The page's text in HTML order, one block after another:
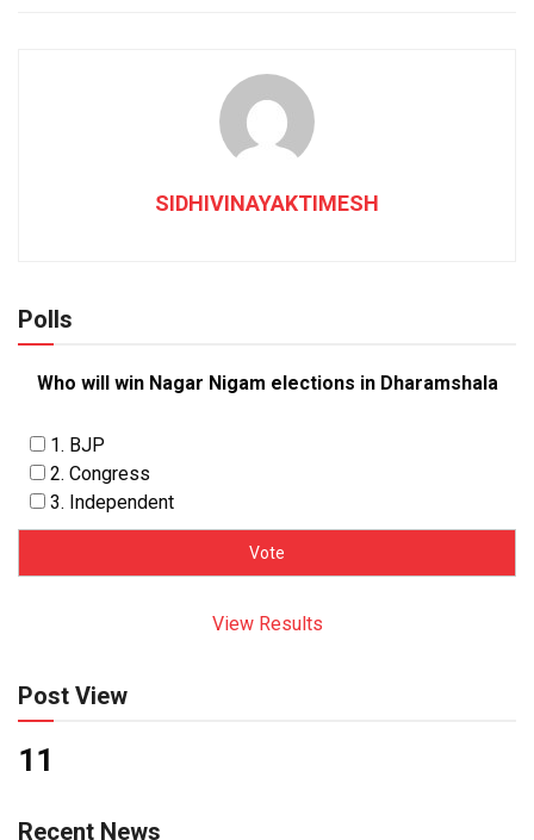
SIDHIVINAYAKTIMESH
Polls
Who will win Nagar Nigam elections in Dharamshala
1. BJP
2. Congress
3. Independent
View Results
Post View
11
Recent News